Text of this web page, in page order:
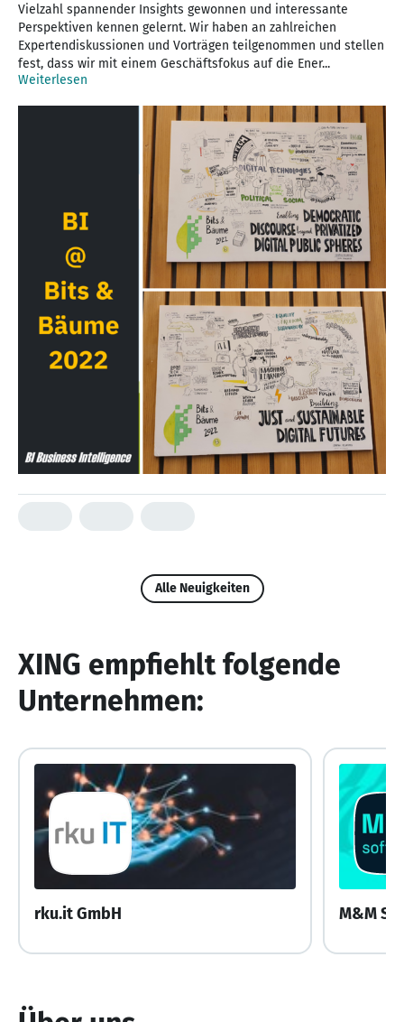
Vielzahl spannender Insights gewonnen und interessante
Perspektiven kennen gelernt. Wir haben an zahlreichen
Expertendiskussionen und Vorträgen teilgenommen und stellen
fest, dass wir mit einem Geschäftsfokus auf die Ener...
Weiterlesen
Alle Neuigkeiten
XING empfiehlt folgende
Unternehmen:
rku.it GmbH M&M